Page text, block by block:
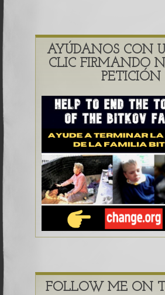
AYÚDANOS CON
CLIC FIRMANDO
PETICIÓN
FOLLOW ME ON